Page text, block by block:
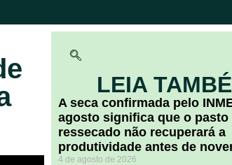
LEIA
A seca confirmada pelo
agosto significa que o pasto
ressecado não recuperará a
produtividade antes de
4 de agosto de 2026